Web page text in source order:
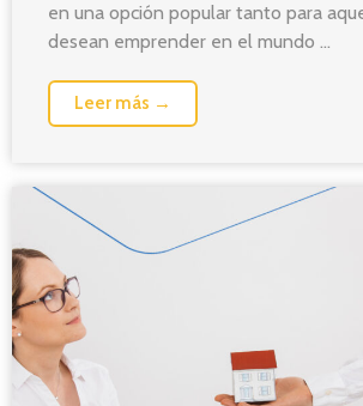
en una opción popular tanto para
desean emprender en el mundo ...
Leer más →